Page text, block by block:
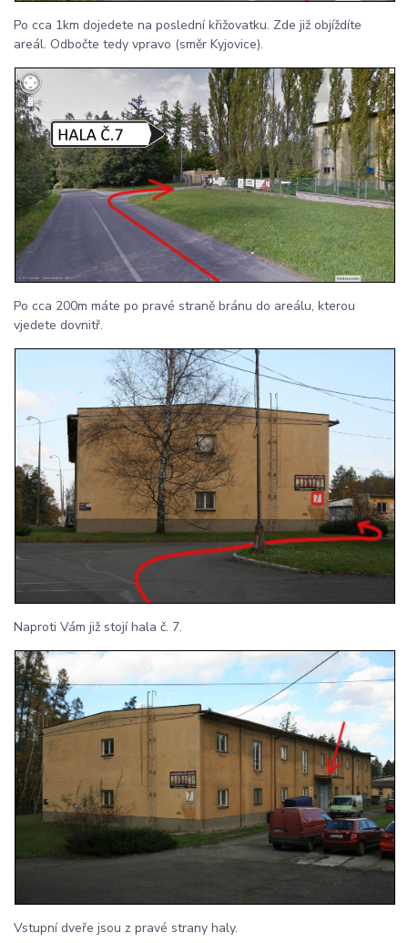
Po cca 1km dojedete na poslední křižovatku. Zde již objíždíte
areál. Odbočte tedy vpravo (směr Kyjovice).
Po cca 200m máte po pravé straně bránu do areálu, kterou
vjedete dovnitř.
Naproti Vám již stojí hala č. 7.
Vstupní dveře jsou z pravé strany haly.